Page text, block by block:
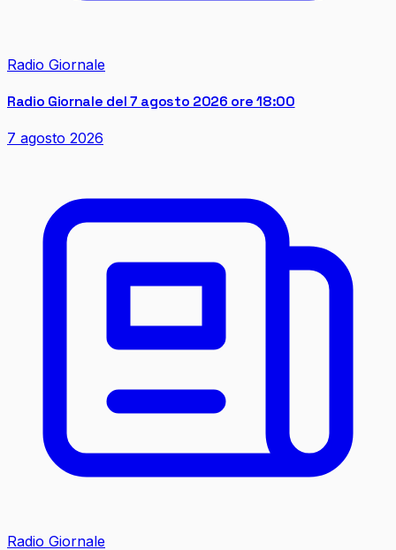
Radio Giornale
Radio Giornale del 7 agosto 2026 ore 18:00
7 agosto 2026
Radio Giornale